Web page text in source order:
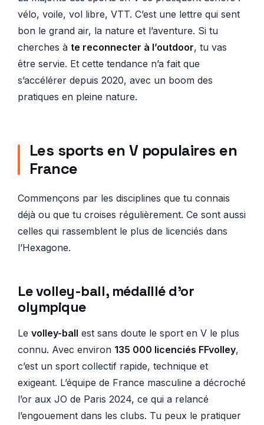
vélo, voile, vol libre, VTT. C’est une lettre qui sent
bon le grand air, la nature et l’aventure. Si tu
cherches à te reconnecter à l’outdoor, tu vas
être servie. Et cette tendance n’a fait que
s’accélérer depuis 2020, avec un boom des
pratiques en pleine nature.
Les sports en V populaires en
France
Commençons par les disciplines que tu connais
déjà ou que tu croises régulièrement. Ce sont aussi
celles qui rassemblent le plus de licenciés dans
l’Hexagone.
Le volley-ball, médaillé d’or
olympique
Le volley-ball est sans doute le sport en V le plus
connu. Avec environ 135 000 licenciés FFvolley,
c’est un sport collectif rapide, technique et
exigeant. L’équipe de France masculine a décroché
l’or aux JO de Paris 2024, ce qui a relancé
l’engouement dans les clubs. Tu peux le pratiquer